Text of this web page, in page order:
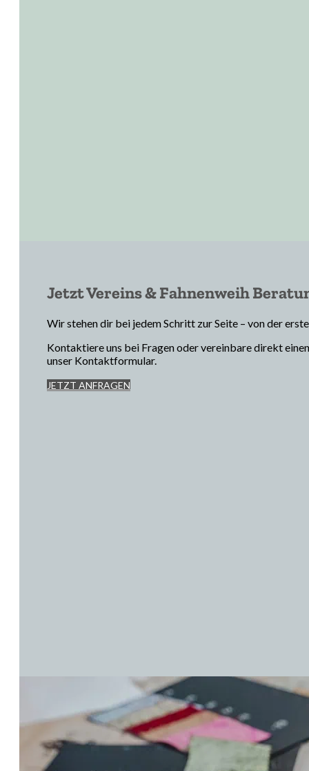
Jetzt Vereins & Fahnenweih
Wir stehen dir bei jedem Schritt zur Seite – von der
Kontaktiere uns bei Fragen oder vereinbare direkt
unser Kontaktformular.
JETZT ANFRAGEN